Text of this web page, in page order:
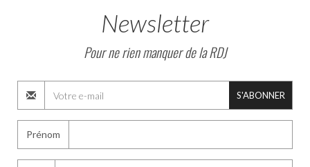
Newsletter
Pour ne rien manquer de la RDJ
S'ABONNER
Prénom